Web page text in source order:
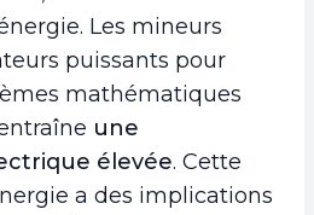
Les mineurs
puissants pour
mathématiques
une
élevée. Cette
a des implications